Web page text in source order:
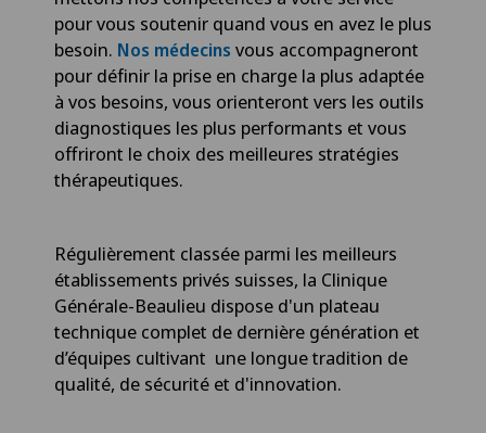
pour vous soutenir quand vous en avez le plus
besoin. Nos médecins vous accompagneront
pour définir la prise en charge la plus adaptée
à vos besoins, vous orienteront vers les outils
diagnostiques les plus performants et vous
offriront le choix des meilleures stratégies
thérapeutiques.
Régulièrement classée parmi les meilleurs
établissements privés suisses, la Clinique
Générale-Beaulieu dispose d'un plateau
technique complet de dernière génération et
d’équipes cultivant une longue tradition de
qualité, de sécurité et d'innovation.